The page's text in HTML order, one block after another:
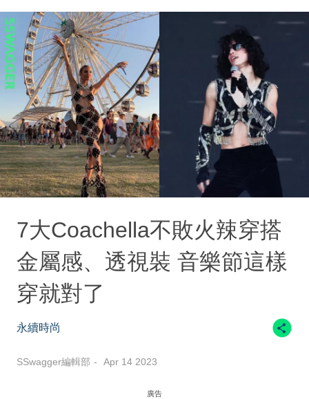
7大Coachella不敗火辣穿搭
金屬感、透視裝 音樂節這樣
穿就對了
永續時尚
SSwagger編輯部 Apr 14 2023
廣告